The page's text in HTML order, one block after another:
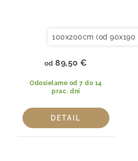
100x200cm (od 90x190
Odosielame od 7 do 14
prac. dní
od 89,50 €
DETAIL